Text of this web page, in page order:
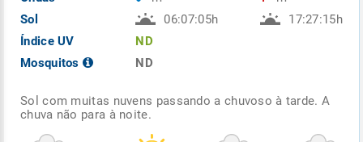
Sol
Índice UV
Mosquitos
06:07:05h
ND
ND
17:27:15h
Sol com muitas nuvens passando a chuvoso à tarde. A
chuva não para à noite.